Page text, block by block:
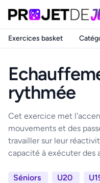
Exercices basket
rythmée
Cet exercice met
mouvements et des
travailler sur leur
capacité à exécuter des
Séniors U20